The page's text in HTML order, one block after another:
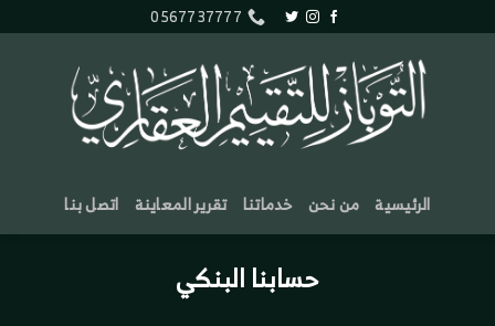
للمحتوى
0567737777
الرئيسية من نحن خدماتنا تقرير المعاينة اتصل بنا
حسابنا البنكي